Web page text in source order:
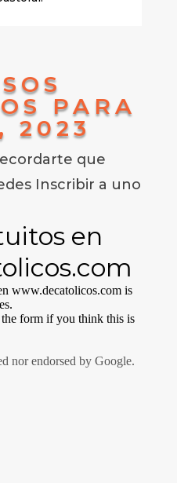
PARA
2023
que
Inscribir a uno